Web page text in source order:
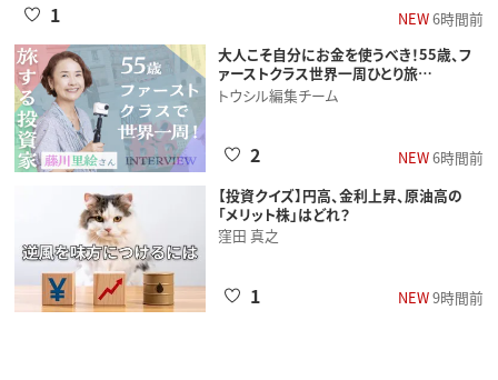
NEW6時間前
1
大人こそ自分にお金を使うべき！55歳、フ
ァーストクラス世界一周ひとり旅…
トウシル編集チーム
NEW6時間前
2
【投資クイズ】円高、金利上昇、原油高の
「メリット株」はどれ？
窪田 真之
NEW9時間前
1